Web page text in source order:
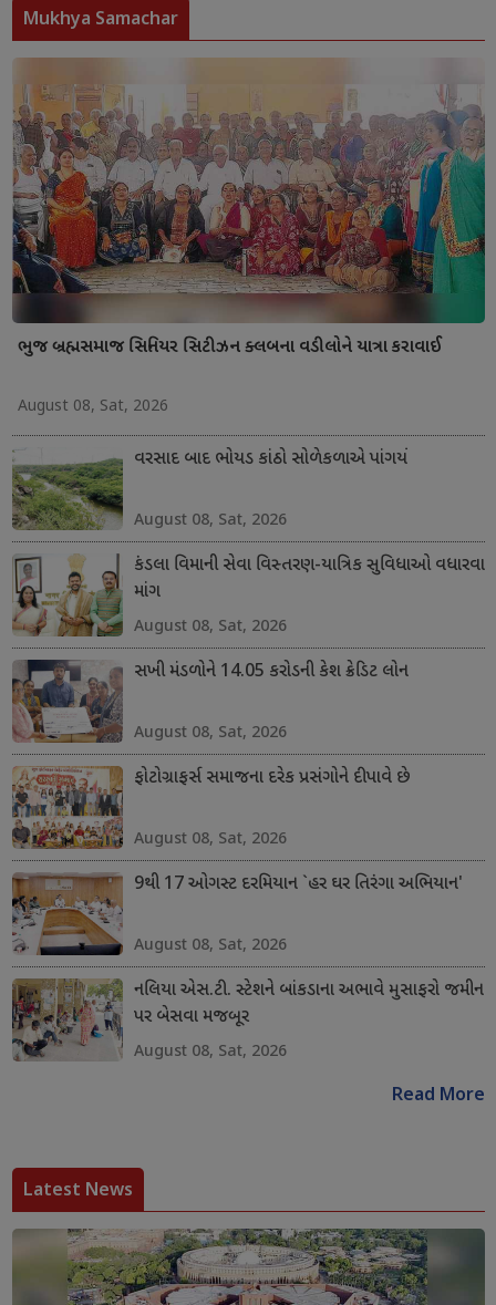
Mukhya Samachar
ભુજ બ્રહ્મસમાજ સિનિયર સિટીઝન ક્લબના વડીલોને યાત્રા કરાવાઈ
August 08, Sat, 2026
વરસાદ બાદ ભોયડ કાંઠો સોળેકળાએ પાંગર્યો
August 08, Sat, 2026
કંડલા વિમાની સેવા વિસ્તરણ-યાત્રિક સુવિધાઓ વધારવા
માંગ
August 08, Sat, 2026
સખી મંડળોને 14.05 કરોડની કેશ ક્રેડિટ લોન
August 08, Sat, 2026
ફોટોગ્રાફર્સ સમાજના દરેક પ્રસંગોને દીપાવે છે
August 08, Sat, 2026
9થી 17 ઓગસ્ટ દરમિયાન `હર ઘર તિરંગા અભિયાન'
August 08, Sat, 2026
નલિયા એસ.ટી. સ્ટેશને બાંકડાના અભાવે મુસાફરો જમીન
પર બેસવા મજબૂર
August 08, Sat, 2026
Read More
Latest News